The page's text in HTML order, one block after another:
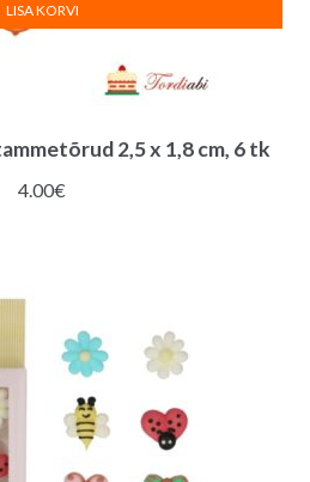
2,5 x 1,8 cm, 6 tk
4.00€
LISA KORVI